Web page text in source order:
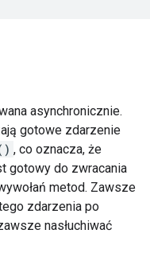
asynchronicznie.
gotowe zdarzenie
, co oznacza, że
gotowy do zwracania
metod. Zawsze
zdarzenia po
nasłuchiwać